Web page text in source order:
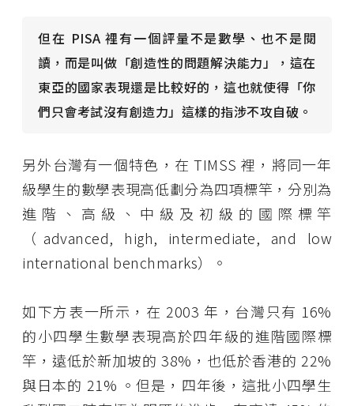
但在 PISA 裡有一個評量不是數學、也不是閱
讀，而是叫做「創造性的問題解決能力」，這在
東亞的國家表現還是比較好的，這也就使得「你
們只會考試沒有創造力」這樣的指涉不攻自破。
另外台灣有一個特色，在 TIMSS 裡，將同一年
級學生的數學表現高低劃分為四項標竿，分別為
進階、高級、中級及初級的國際標竿
（advanced, high, intermediate, and low
international benchmarks）。
如下方表一所示，在 2003 年，台灣只有 16%
的小四學生數學表現高於四年級的進階國際標
竿，遠低於新加坡的 38%，也低於香港的 22%
與日本的 21% 。但是，四年後，這批小四學生